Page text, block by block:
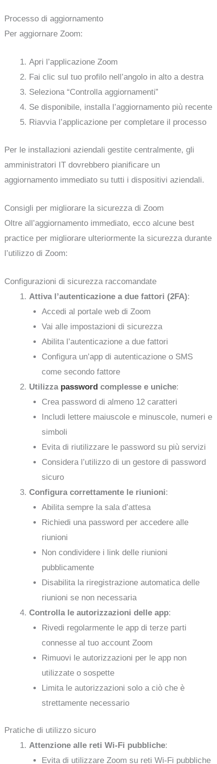
Processo di aggiornamento
Per aggiornare Zoom:
Apri l’applicazione Zoom
Fai clic sul tuo profilo nell’angolo in alto a destra
Seleziona “Controlla aggiornamenti”
Se disponibile, installa l’aggiornamento più recente
Riavvia l’applicazione per completare il processo
Per le installazioni aziendali gestite centralmente, gli
amministratori IT dovrebbero pianificare un
aggiornamento immediato su tutti i dispositivi aziendali.
Consigli per migliorare la sicurezza di Zoom
Oltre all’aggiornamento immediato, ecco alcune best
practice per migliorare ulteriormente la sicurezza durante
l’utilizzo di Zoom:
Configurazioni di sicurezza raccomandate
Attiva l’autenticazione a due fattori (2FA):
Accedi al portale web di Zoom
Vai alle impostazioni di sicurezza
Abilita l’autenticazione a due fattori
Configura un’app di autenticazione o SMS
come secondo fattore
Utilizza password complesse e uniche:
Crea password di almeno 12 caratteri
Includi lettere maiuscole e minuscole, numeri e
simboli
Evita di riutilizzare le password su più servizi
Considera l’utilizzo di un gestore di password
sicuro
Configura correttamente le riunioni:
Abilita sempre la sala d’attesa
Richiedi una password per accedere alle
riunioni
Non condividere i link delle riunioni
pubblicamente
Disabilita la riregistrazione automatica delle
riunioni se non necessaria
Controlla le autorizzazioni delle app:
Rivedi regolarmente le app di terze parti
connesse al tuo account Zoom
Rimuovi le autorizzazioni per le app non
utilizzate o sospette
Limita le autorizzazioni solo a ciò che è
strettamente necessario
Pratiche di utilizzo sicuro
Attenzione alle reti Wi-Fi pubbliche:
Evita di utilizzare Zoom su reti Wi-Fi pubbliche